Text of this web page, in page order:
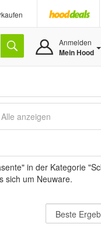
Anmelden
Mein Hood
Alle anzeigen
in der Kategorie
sich um Neuware.